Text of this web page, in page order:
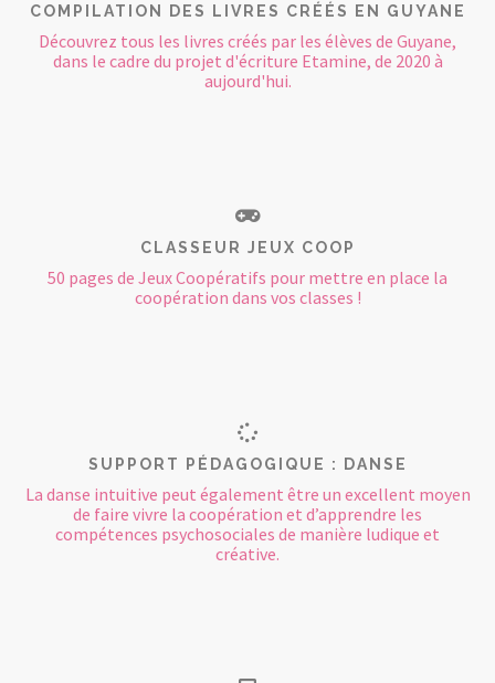
COMPILATION DES LIVRES CRÉÉS EN GUYANE
Découvrez tous les livres créés par les élèves de Guyane,
dans le cadre du projet d'écriture Etamine, de 2020 à
aujourd'hui.
CLASSEUR JEUX COOP
50 pages de Jeux Coopératifs pour mettre en place la
coopération dans vos classes !
SUPPORT PÉDAGOGIQUE : DANSE
La danse intuitive peut également être un excellent moyen
de faire vivre la coopération et d’apprendre les
compétences psychosociales de manière ludique et
créative.